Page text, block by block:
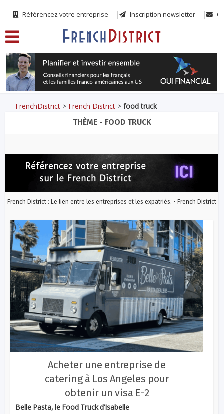
Référencez votre entreprise Inscription newsletter
FrenchDistrict > French District >food truck
THÈME - FOOD TRUCK
French District : Le lien entre les entreprises et les expatriés. - French District
Acheter une entreprise de
catering à Los Angeles pour
obtenir un visa E-2
Belle Pasta, le Food Truck d’Isabelle